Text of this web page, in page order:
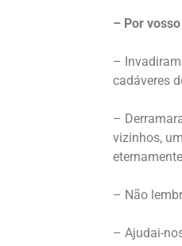
– Por
–
cadáveres
–
vizinhos,
– Não
– Ajudai-